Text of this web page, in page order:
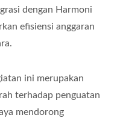
dengan Harmoni
efisiensi anggaran
ini merupakan
terhadap penguatan
mendorong